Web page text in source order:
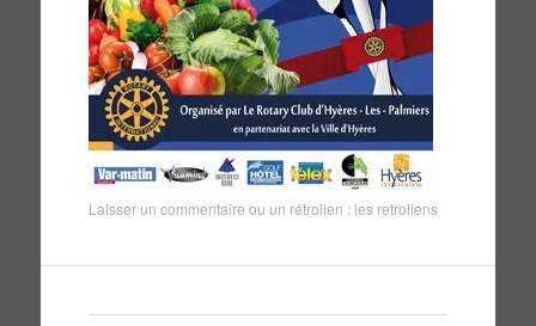
Laisser un commentaire ou un rétrolien : les retroliens